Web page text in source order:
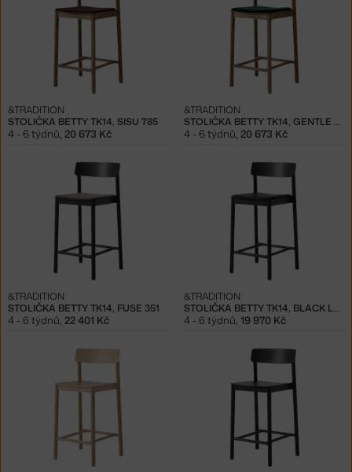
STOLIČKA BETTY TK14, SISU 785
&TRADITION
4 - 6 týdnů, 20 673 Kč
STOLIČKA BETTY TK14, GENTLE 973
&TRADITION
4 - 6 týdnů, 20 673 Kč
STOLIČKA BETTY TK14, FUSE 351
&TRADITION
4 - 6 týdnů, 22 401 Kč
STOLIČKA BETTY TK14, BLACK LEATHER
&TRADITION
4 - 6 týdnů, 19 970 Kč